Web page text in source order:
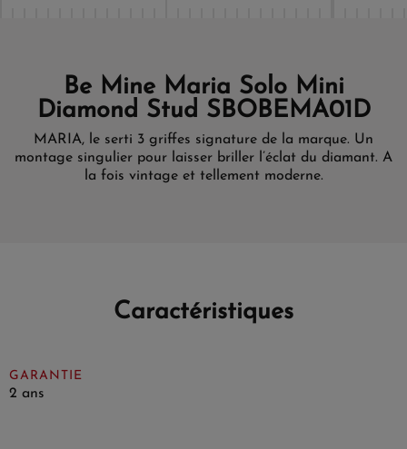
Be Mine Maria Solo Mini
Diamond Stud SBOBEMA01D
MARIA, le serti 3 griffes signature de la marque. Un
montage singulier pour laisser briller l’éclat du diamant. A
la fois vintage et tellement moderne.
Caractéristiques
GARANTIE
2 ans